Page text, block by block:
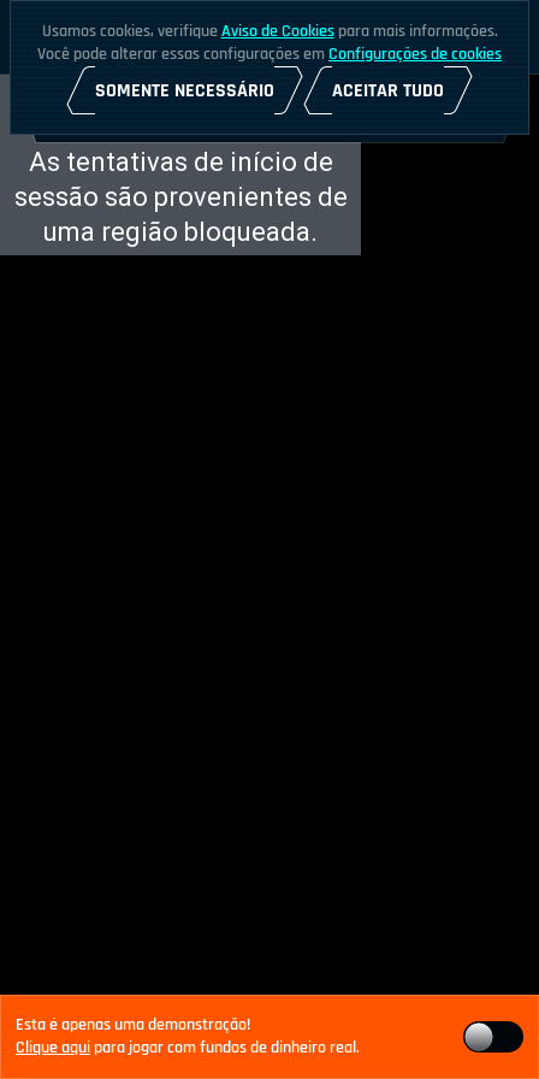
Esta é apenas uma demonstração!
Clique aquipara jogar com fundos de dinheiro real.
Usamos cookies, verifiqueAviso de Cookiespara mais informações.
Você pode alterar essas configurações emConfigurações de cookies
SOMENTE NECESSÁRIO ACEITAR TUDO